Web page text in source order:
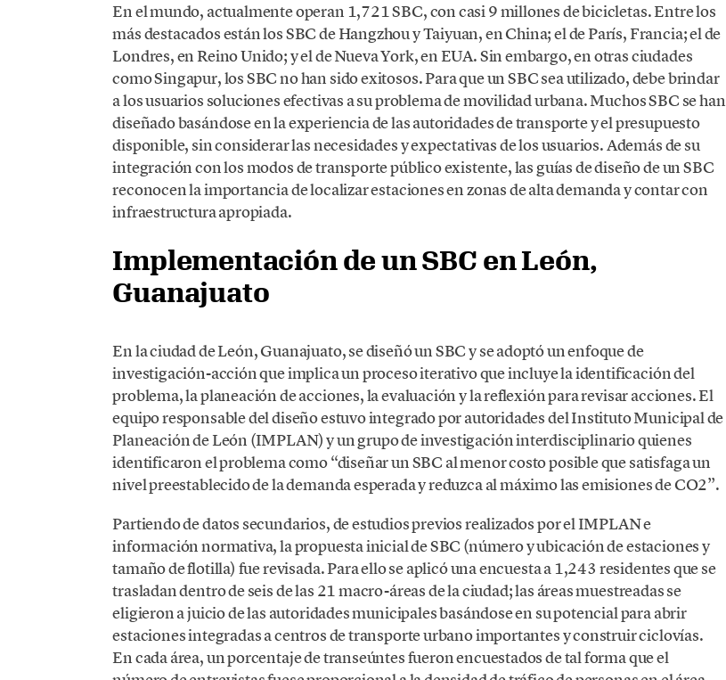
En el mundo, actualmente operan 1,721 SBC, con casi 9 millones de bicicletas. Entre los
más destacados están los SBC de Hangzhou y Taiyuan, en China; el de París, Francia; el de
Londres, en Reino Unido; y el de Nueva York, en EUA. Sin embargo, en otras ciudades
como Singapur, los SBC no han sido exitosos. Para que un SBC sea utilizado, debe brindar
a los usuarios soluciones efectivas a su problema de movilidad urbana. Muchos SBC se han
diseñado basándose en la experiencia de las autoridades de transporte y el presupuesto
disponible, sin considerar las necesidades y expectativas de los usuarios. Además de su
integración con los modos de transporte público existente, las guías de diseño de un SBC
reconocen la importancia de localizar estaciones en zonas de alta demanda y contar con
infraestructura apropiada.
Implementación de un SBC en León,
Guanajuato
En la ciudad de León, Guanajuato, se diseñó un SBC y se adoptó un enfoque de
investigación-acción que implica un proceso iterativo que incluye la identificación del
problema, la planeación de acciones, la evaluación y la reflexión para revisar acciones. El
equipo responsable del diseño estuvo integrado por autoridades del Instituto Municipal de
Planeación de León (IMPLAN) y un grupo de investigación interdisciplinario quienes
identificaron el problema como “diseñar un SBC al menor costo posible que satisfaga un
nivel preestablecido de la demanda esperada y reduzca al máximo las emisiones de CO2”.
Partiendo de datos secundarios, de estudios previos realizados por el IMPLAN e
información normativa, la propuesta inicial de SBC (número y ubicación de estaciones y
tamaño de flotilla) fue revisada. Para ello se aplicó una encuesta a 1,243 residentes que se
trasladan dentro de seis de las 21 macro-áreas de la ciudad; las áreas muestreadas se
eligieron a juicio de las autoridades municipales basándose en su potencial para abrir
estaciones integradas a centros de transporte urbano importantes y construir ciclovías.
En cada área, un porcentaje de transeúntes fueron encuestados de tal forma que el